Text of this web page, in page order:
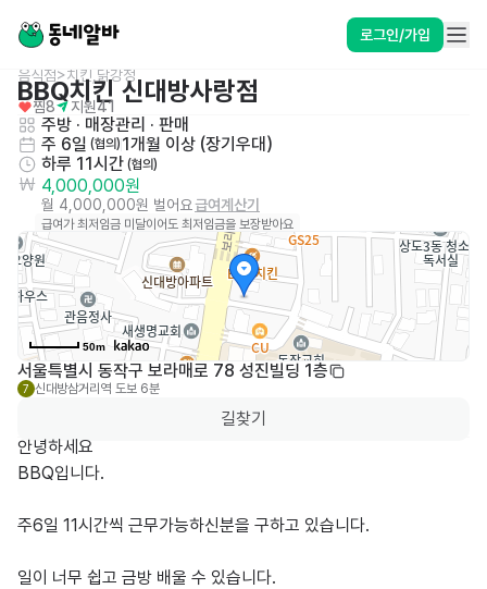
로그인/가입
음식점>치킨,닭강정
BBQ치킨 신대방사랑점
찜8 지원41
주방 · 매장관리 · 판매
주 6일 (협의) 1개월 이상 (장기우대)
하루 11시간 (협의)
4,000,000원
월 4,000,000원 벌어요급여계산기
급여가 최저임금 미달이어도 최저임금을 보장받아요
50m
서울특별시 동작구 보라매로 78 성진빌딩 1층
7 신대방삼거리역 도보 6분
길찾기
안녕하세요
BBQ입니다.
주6일 11시간씩 근무가능하신분을 구하고 있습니다.
일이 너무 쉽고 금방 배울 수 있습니다.